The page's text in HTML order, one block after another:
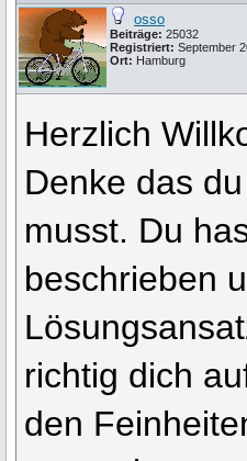
osso
Beiträge: 25032
Registriert: September
Ort: Hamburg
Herzlich
Denke das
musst. Du
beschrieben
richtig dich
den